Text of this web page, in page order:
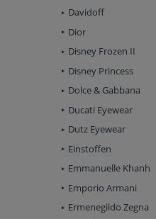
Davidoff
Dior
Disney Frozen II
Disney Princess
Dolce & Gabbana
Ducati Eyewear
Dutz Eyewear
Einstoffen
Emmanuelle Khanh
Emporio Armani
Ermenegildo Zegna